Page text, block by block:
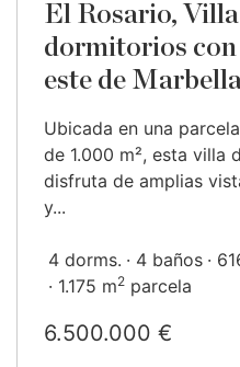
El Rosario,
dormitorios con
este de
Ubicada en una
de 1.000 m², esta villa
disfruta de amplias
y...
4 dorms. 4 baños
1.175 m2 parcela
6.500.000 €